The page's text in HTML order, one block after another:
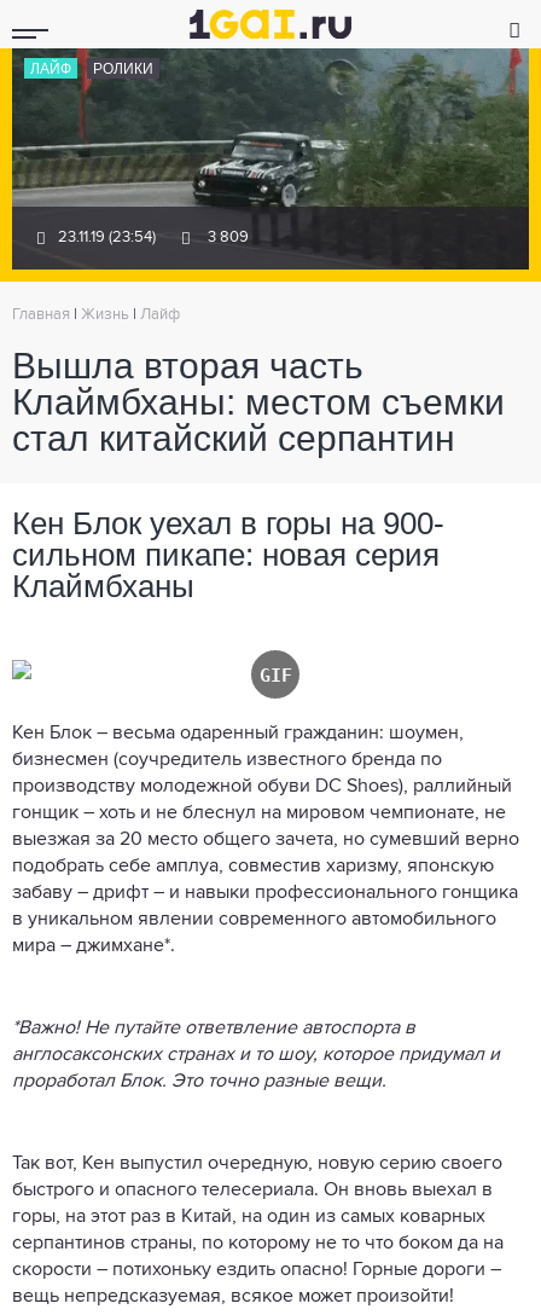
ЛАЙФ РОЛИКИ
23.11.19 (23:54) 3 809
Главная Жизнь Лайф
Вышла вторая часть
Клаймбханы: местом съемки
стал китайский серпантин
Кен Блок уехал в горы на 900-
сильном пикапе: новая серия
Клаймбханы
Кен Блок – весьма одаренный гражданин: шоумен,
бизнесмен (соучредитель известного бренда по
производству молодежной обуви DC Shoes), раллийный
гонщик – хоть и не блеснул на мировом чемпионате, не
выезжая за 20 место общего зачета, но сумевший верно
подобрать себе амплуа, совместив харизму, японскую
забаву – дрифт – и навыки профессионального гонщика
в уникальном явлении современного автомобильного
мира – джимхане*.
*Важно! Не путайте ответвление автоспорта в
англосаксонских странах и то шоу, которое придумал и
проработал Блок. Это точно разные вещи.
Так вот, Кен выпустил очередную, новую серию своего
быстрого и опасного телесериала. Он вновь выехал в
горы, на этот раз в Китай, на один из самых коварных
серпантинов страны, по которому не то что боком да на
скорости – потихоньку ездить опасно! Горные дороги –
вещь непредсказуемая, всякое может произойти!